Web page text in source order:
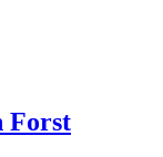
Forst